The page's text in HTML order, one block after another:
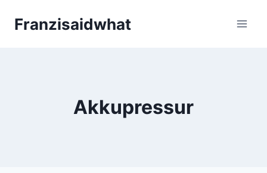
InhaltFranzisaidwhat
Akkupressur